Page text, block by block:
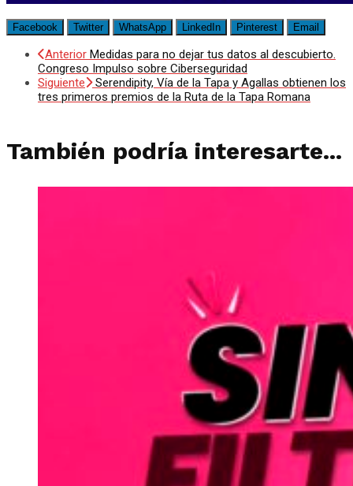
Facebook Twitter WhatsApp LinkedIn Pinterest Email
Anterior Medidas para no dejar tus datos al descubierto.
Congreso Impulso sobre Ciberseguridad
Siguiente
Serendipity, Vía de la Tapa y Agallas obtienen los
tres primeros premios de la Ruta de la Tapa Romana
También podría interesarte...